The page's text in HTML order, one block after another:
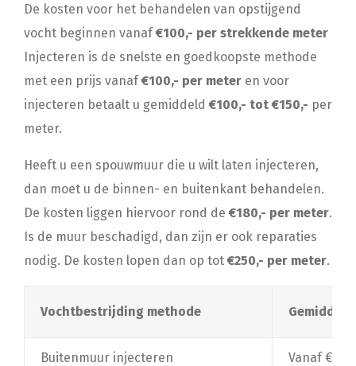
De kosten voor het behandelen van opstijgend
vocht beginnen vanaf€100,- per strekkende meter
Injecteren is de snelste en goedkoopste methode
met een prijs vanaf€100,- per meter en voor
injecteren betaalt u gemiddeld€100,- tot €150,- per
meter.
Heeft u een spouwmuur die u wilt laten injecteren,
dan moet u de binnen- en buitenkant behandelen.
De kosten liggen hiervoor rond de€180,- per meter.
Is de muur beschadigd, dan zijn er ook reparaties
nodig. De kosten lopen dan op tot€250,- per meter.
Vochtbestrijding methode
Buitenmuur injecteren Vanaf